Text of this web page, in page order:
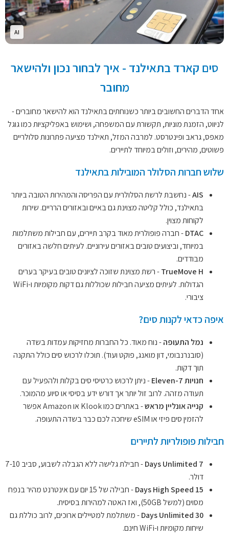
AI
סים קארד בתאילנד - איך לבחור נכון ולהישאר
מחובר
אחד הדברים החשובים ביותר כשנוחתים בתאילנד הוא להישאר מחוברים -
לניווט, הזמנת מוניות, תקשורת עם המשפחה, ושימוש באפליקציות כמו גוגל
מאפס, גראב ופינטרסט. למרבה המזל, תאילנד מציעה פתרונות סלולריים
פשוטים, מהירים, וזולים במיוחד לתיירים.
שלוש חברות הסלולר המובילות בתאילנד
AIS- נחשבת לרשת הסלולרית עם הפריסה והמהירות הטובה ביותר
בתאילנד, כולל קליטה מצוינת גם באיים ובאזורים הרריים. שירות
לקוחות מצוין.
DTAC- חברה פופולרית מאוד בקרב תיירים, עם חבילות משתלמות
במיוחד, וביצועים טובים באזורים עירוניים. לעיתים חלשה באזורים
מבודדים.
TrueMove H- רשת מצוינת שזוכה לציונים טובים בעיקר בערים
הגדולות. לעיתים מציעה חבילות שכוללות גם דקות מקומיות ו-WiFi
ציבורי.
איפה כדאי לקנות סים?
נמל התעופה- נוח מאוד. כל החברות מחזיקות עמדות בשדה
(סובנרנבומי, דון מואנג, פוקט ועוד). תוכלו לרכוש סים כולל התקנה
תוך דקות.
חנויות 7-Eleven
- ניתן לרכוש כרטיסי סים בקלות ולהפעיל עם
תעודה מזהה. לרוב זול יותר אך דורש ידע בסיסי או סיוע מהמוכר.
קנייה אונליין מראש
- באתרים כמו Klook או Amazon אפשר
להזמין סים פיזי או eSIM שיחכה לכם כבר בשדה התעופה.
חבילות פופולריות לתיירים
7 Days Unlimited
- חבילת גלישה ללא הגבלה לשבוע, סביב 7-10
דולר.
15 Days High Speed
- חבילה של 15 יום עם אינטרנט מהיר בנפח
מסוים (למשל 50GB), ואז האטה למהירות בסיסית.
30 Days Unlimited
- משתלמת למטיילים ארוכים, לרוב כוללת גם
שיחות מקומיות ו-WiFi חינם.